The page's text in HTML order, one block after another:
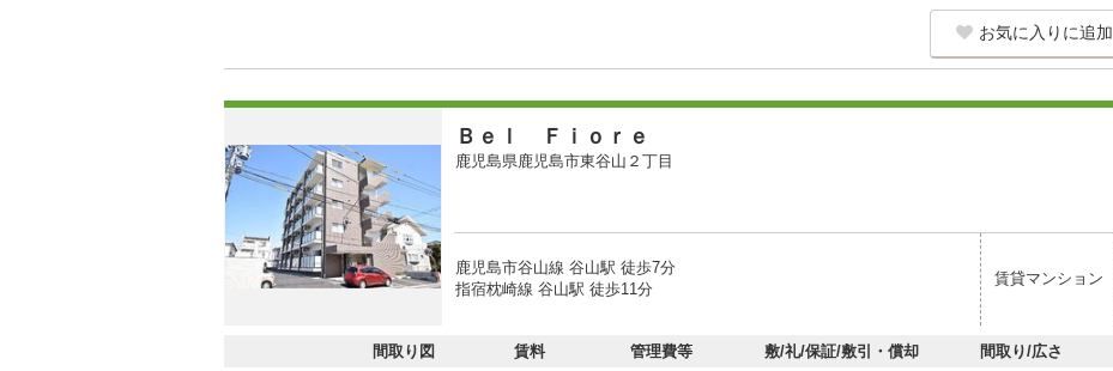
お気に入りに追加
Ｂｅｌ Ｆｉｏｒｅ
鹿児島県鹿児島市東谷山２丁目
鹿児島市谷山線 谷山駅 徒歩7分
指宿枕崎線 谷山駅 徒歩11分
賃貸マンション
間取り図 賃料 管理費等 敷/礼/保証/敷引・償却 間取り/広さ